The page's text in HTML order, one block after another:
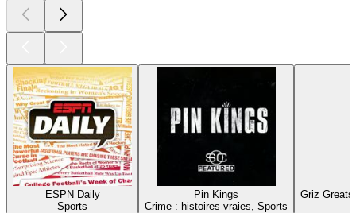
ESPN Daily
Sports
Pin Kings
Crime : histoires vraies, Sports
Griz